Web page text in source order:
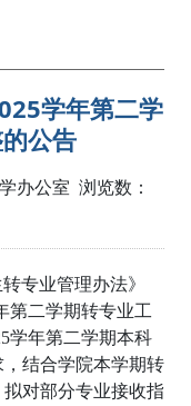
学年第二学
公告
办公室 浏览数：
专业管理办法》
第二学期转专业工
学年第二学期本科
结合学院本学期转
对部分专业接收指